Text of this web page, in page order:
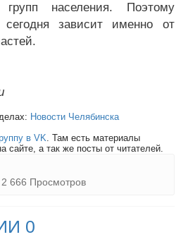
населения. Поэтому
зависит именно от
Новости Челябинска
в VK. Там есть материалы
сайте, а так же посты от читателей.
666 Просмотров
0